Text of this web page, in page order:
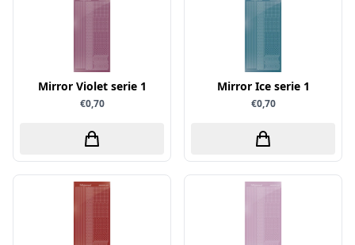
Versafine
Verschillende
WeR Memory
Whimsy Stamps
Wild Rose Studio's
World of Craft
wow
Yvonne Creations
Barto Design
Mirror Violet serie 1
€0,70
Mirror Ice serie 1
€0,70